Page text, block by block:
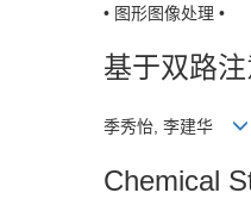
• 图形图像处理 •
基于双路
季秀怡, 李建华
Chemical